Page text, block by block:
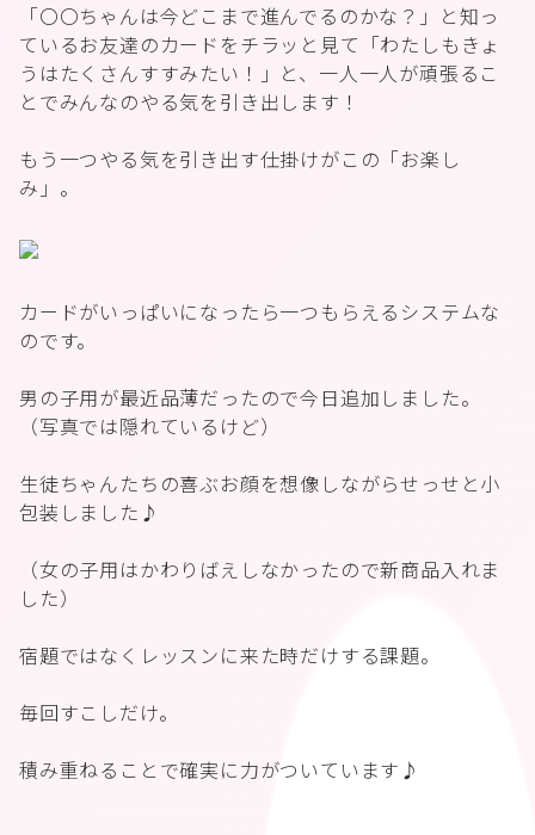
「〇〇ちゃんは今どこまで進んでるのかな？」と知っ
ているお友達のカードをチラッと見て「わたしもきょ
うはたくさんすすみたい！」と、一人一人が頑張るこ
とでみんなのやる気を引き出します！
もう一つやる気を引き出す仕掛けがこの「お楽し
み」。
カードがいっぱいになったら一つもらえるシステムな
のです。
男の子用が最近品薄だったので今日追加しました。
（写真では隠れているけど）
生徒ちゃんたちの喜ぶお顔を想像しながらせっせと小
包装しました♪
（女の子用はかわりばえしなかったので新商品入れま
した）
宿題ではなくレッスンに来た時だけする課題。
毎回すこしだけ。
積み重ねることで確実に力がついています♪